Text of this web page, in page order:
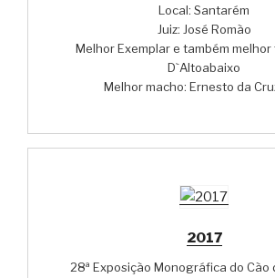
Local: Santarém
Juiz: José Romão
Melhor Exemplar e também melhor
D`Altoabaixo
Melhor macho: Ernesto da
2017
28ª Exposição Monográfica do Cão